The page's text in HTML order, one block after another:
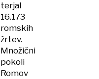
terjal
16.173
romskih
žrtev.
Množični
pokoli
Romov